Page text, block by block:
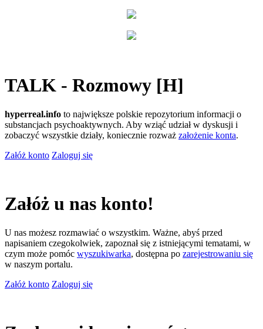
TALK - Rozmowy [H]
hyperreal.info to największe polskie repozytorium informacji o
substancjach psychoaktywnych. Aby wziąć udział w dyskusji i
zobaczyć wszystkie działy, koniecznie rozważ założenie konta.
Załóż konto Zaloguj się
Załóż u nas konto!
U nas możesz rozmawiać o wszystkim. Ważne, abyś przed
napisaniem czegokolwiek, zapoznał się z istniejącymi tematami, w
czym może pomóc wyszukiwarka, dostępna po zarejestrowaniu się
w naszym portalu.
Załóż konto Zaloguj się